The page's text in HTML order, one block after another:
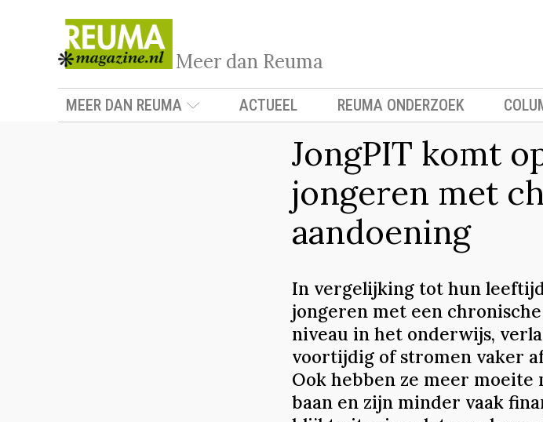
Meer dan Reuma
MEER DAN REUMA ACTUEEL REUMA ONDERZOEK
JongPIT komt
jongeren met
aandoening
In vergelijking tot hun
jongeren met een
niveau in het onderwijs,
voortijdig of stromen vaker
Ook hebben ze meer
baan en zijn minder vaak